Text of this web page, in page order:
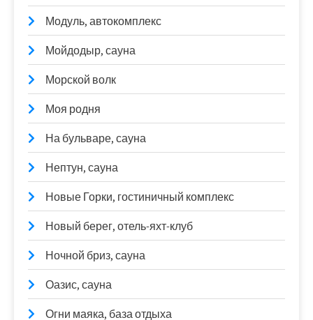
Модуль, автокомплекс
Мойдодыр, сауна
Морской волк
Моя родня
На бульваре, сауна
Нептун, сауна
Новые Горки, гостиничный комплекс
Новый берег, отель-яхт-клуб
Ночной бриз, сауна
Оазис, сауна
Огни маяка, база отдыха